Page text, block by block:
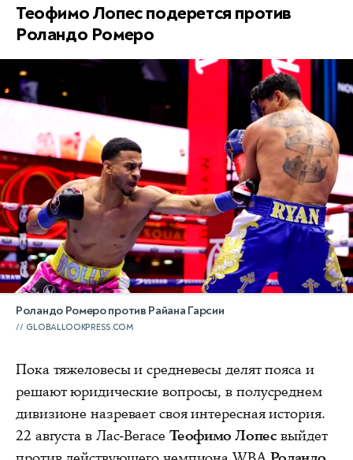
Теофимо Лопес подерется против
Роландо Ромеро
Роландо Ромеро против Райана Гарсии
GLOBALLOOKPRESS.COM
Пока тяжеловесы и средневесы делят пояса и
решают юридические вопросы, в полусреднем
дивизионе назревает своя интересная история.
22 августа в Лас-Вегасе Теофимо Лопес выйдет